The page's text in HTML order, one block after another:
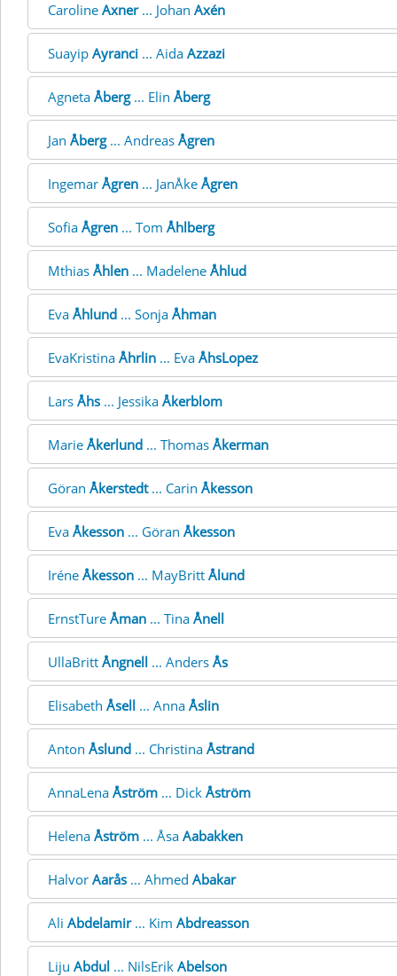
Caroline Axner... Johan Axén
Suayip Ayranci ... Aida Azzazi
Agneta Åberg... Elin Åberg
Jan Åberg... Andreas Ågren
Ingemar Ågren ... JanÅke Ågren
Sofia Ågren ... Tom Åhlberg
Mthias Åhlen ... Madelene Åhlud
Eva Åhlund ... Sonja Åhman
EvaKristina Åhrlin ... Eva ÅhsLopez
Lars Åhs ... Jessika Åkerblom
Marie Åkerlund ... Thomas Åkerman
Göran Åkerstedt... Carin Åkesson
Eva Åkesson ... Göran Åkesson
Iréne Åkesson ... MayBritt Ålund
ErnstTure Åman ... Tina Ånell
UllaBritt Ångnell ... Anders Ås
Elisabeth Åsell ... Anna Åslin
Anton Åslund ... Christina Åstrand
AnnaLena Åström ... Dick Åström
Helena Åström ... Åsa Aabakken
Halvor Aarås ... Ahmed Abakar
Ali Abdelamir... Kim Abdreasson
Liju Abdul ... NilsErik Abelson